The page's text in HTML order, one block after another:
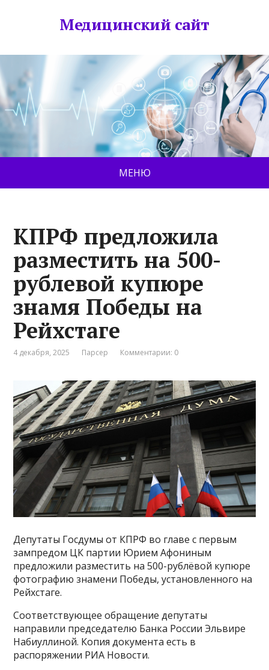
Медицинский сайт
МЕНЮ
КПРФ предложила
разместить на 500-
рублевой купюре
знамя Победы на
Рейхстаге
4 декабря, 2025 Парсер Комментарии: 0
Депутаты Госдумы от КПРФ во главе с первым
зампредом ЦК партии Юрием Афониным
предложили разместить на 500-рублёвой купюре
фотографию знамени Победы, установленного на
Рейхстаге.
Соответствующее обращение депутаты
направили председателю Банка России Эльвире
Набиуллиной. Копия документа есть в
распоряжении РИА Новости.